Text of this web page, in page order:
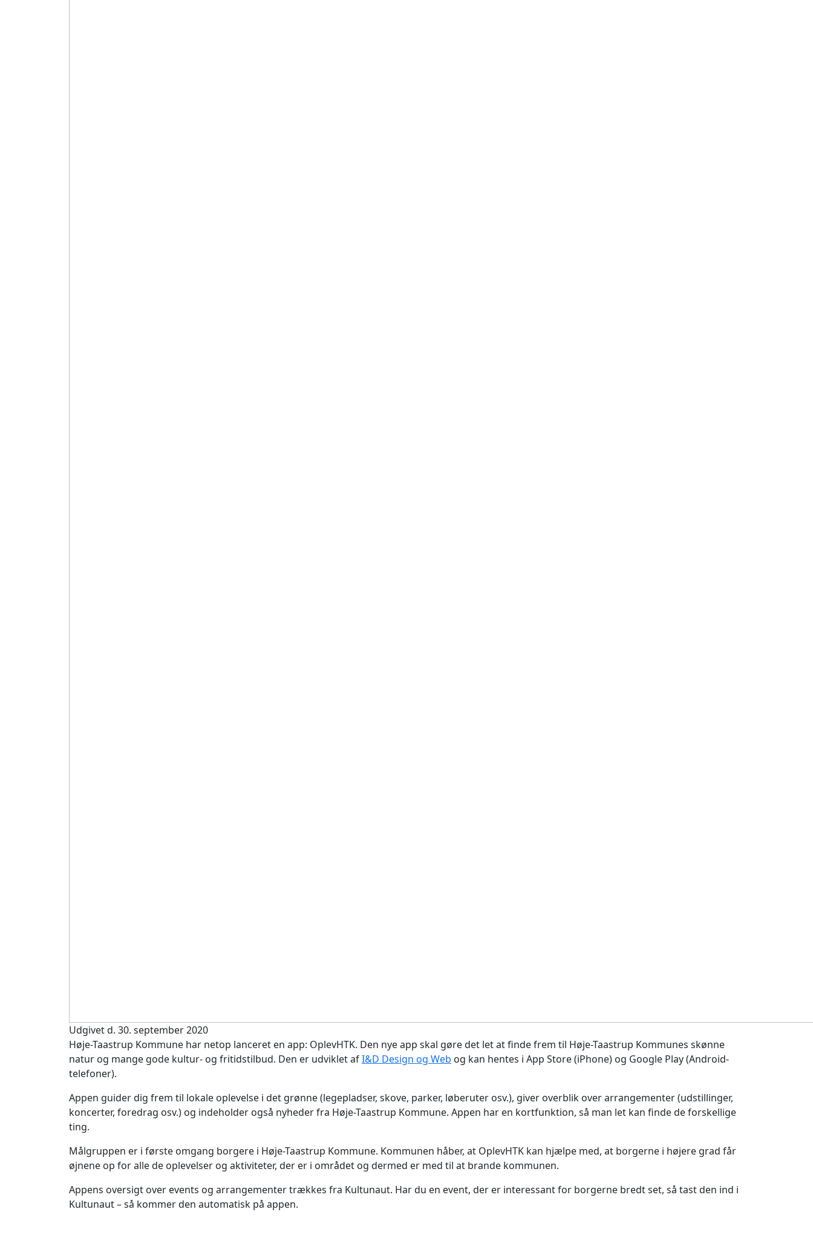
Udgivet d. 30. september 2020
Høje-Taastrup Kommune har netop lanceret en app: OplevHTK. Den nye app skal gøre det let at finde frem til Høje-Taastrup Kommunes skønne
natur og mange gode kultur- og fritidstilbud. Den er udviklet afI&D Design og Web og kan hentes i App Store (iPhone) og Google Play (Android-
telefoner).
Appen guider dig frem til lokale oplevelse i det grønne (legepladser, skove, parker, løberuter osv.), giver overblik over arrangementer (udstillinger,
koncerter, foredrag osv.) og indeholder også nyheder fra Høje-Taastrup Kommune. Appen har en kortfunktion, så man let kan finde de forskellige
ting.
Målgruppen er i første omgang borgere i Høje-Taastrup Kommune. Kommunen håber, at OplevHTK kan hjælpe med, at borgerne i højere grad får
øjnene op for alle de oplevelser og aktiviteter, der er i området og dermed er med til at brande kommunen.
Appens oversigt over events og arrangementer trækkes fra Kultunaut. Har du en event, der er interessant for borgerne bredt set, så tast den ind i
Kultunaut – så kommer den automatisk på appen.